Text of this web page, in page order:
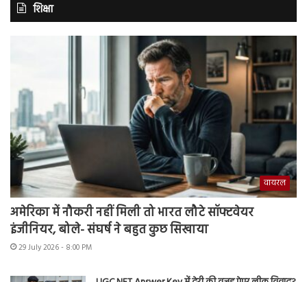
शिक्षा
वायरल
अमेरिका में नौकरी नहीं मिली तो भारत लौटे सॉफ्टवेयर
इंजीनियर, बोले- संघर्ष ने बहुत कुछ सिखाया
29 July 2026 - 8:00 PM